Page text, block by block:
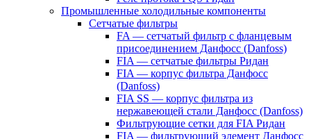
Промышленные холодильные компоненты
Сетчатые фильтры
FA — сетчатый фильтр с фланцевым
присоединением Данфосс (Danfoss)
FIA — сетчатые фильтры Ридан
FIA — корпус фильтра Данфосс
(Danfoss)
FIA SS — корпус фильтра из
нержавеющей стали Данфосс (Danfoss)
Фильтрующие сетки для FIA Ридан
FIA — фильтрующий элемент Данфосс